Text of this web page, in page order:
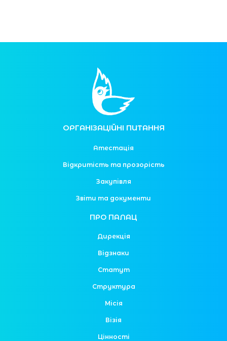
ОРГАНІЗАЦІЙНІ ПИТАННЯ
Атестація
Відкритість та прозорість
Закупівля
Звіти та документи
ПРО ПАЛАЦ
Дирекція
Відзнаки
Статут
Структура
Місія
Візія
Цінності